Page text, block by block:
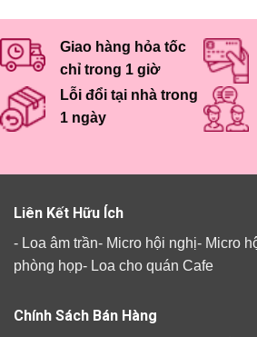
Giao hàng hỏa tốc
chỉ trong 1 giờ
Lỗi đổi tại nhà trong
1 ngày
Liên Kết Hữu Ích
- Loa âm trần- Micro hội nghị- Micro
phòng họp- Loa cho quán Cafe
Chính Sách Bán Hàng